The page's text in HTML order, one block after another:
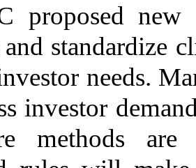
proposed
standardize
needs.
investor
methods